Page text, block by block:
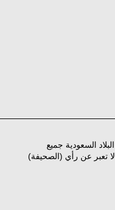
السعودية جميع
لا تعبر عن رأي (الصحيفة)